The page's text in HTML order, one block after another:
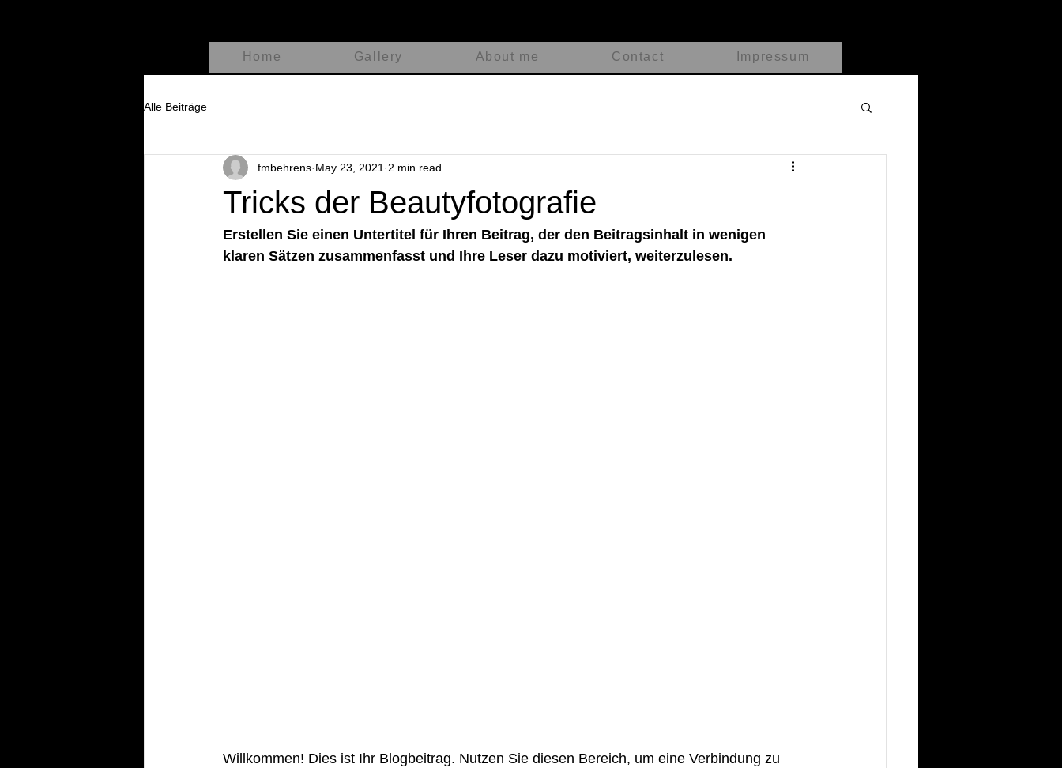
Home Gallery About me Contact Impressum
Alle Beiträge
Tricks der Beautyfotografie
fmbehrens May 23, 2021 2 min read
Erstellen Sie einen Untertitel für Ihren Beitrag, der den Beitragsinhalt in wenigen
klaren Sätzen zusammenfasst und Ihre Leser dazu motiviert, weiterzulesen.
Willkommen! Dies ist Ihr Blogbeitrag. Nutzen Sie diesen Bereich, um eine Verbindung zu